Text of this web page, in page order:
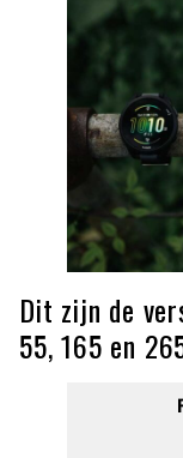
Dit zijn de
55, 165 en